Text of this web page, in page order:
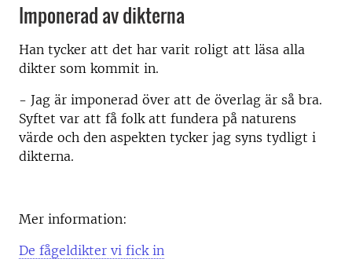
Imponerad av dikterna
Han tycker att det har varit roligt att läsa alla
dikter som kommit in.
- Jag är imponerad över att de överlag är så bra.
Syftet var att få folk att fundera på naturens
värde och den aspekten tycker jag syns tydligt i
dikterna.
Mer information:
De fågeldikter vi fick in